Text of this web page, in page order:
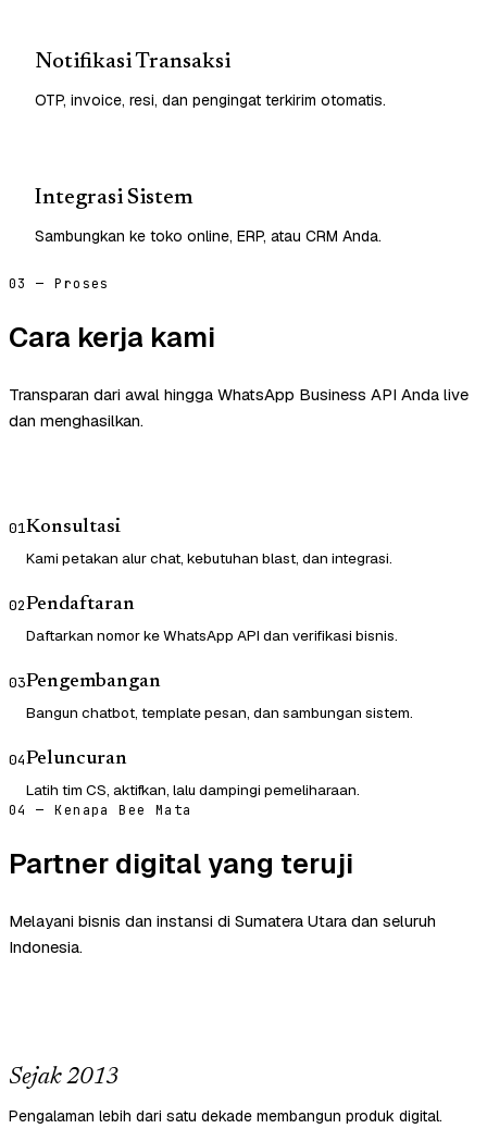
Notifikasi Transaksi
OTP, invoice, resi, dan pengingat terkirim otomatis.
Integrasi Sistem
Sambungkan ke toko online, ERP, atau CRM Anda.
03 — Proses
Cara kerja kami
Transparan dari awal hingga WhatsApp Business API Anda live
dan menghasilkan.
01Konsultasi
Kami petakan alur chat, kebutuhan blast, dan integrasi.
02Pendaftaran
Daftarkan nomor ke WhatsApp API dan verifikasi bisnis.
03Pengembangan
Bangun chatbot, template pesan, dan sambungan sistem.
04Peluncuran
Latih tim CS, aktifkan, lalu dampingi pemeliharaan.
04 — Kenapa Bee Mata
Partner digital yang teruji
Melayani bisnis dan instansi di Sumatera Utara dan seluruh
Indonesia.
Sejak 2013
Pengalaman lebih dari satu dekade membangun produk digital.